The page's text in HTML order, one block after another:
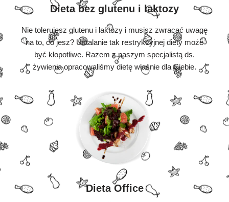
Dieta bez glutenu i laktozy
Nie tolerujesz glutenu i laktozy i musisz zwracać uwagę
na to, co jesz? Ustalanie tak restrykcyjnej diety może
być kłopotliwe. Razem z naszym specjalistą ds.
żywienia opracowaliśmy dietę właśnie dla Ciebie.
Dieta Office